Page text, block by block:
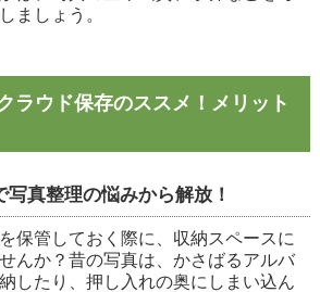
ましょう。
ラウド保存のススメ！メリット
真整理の悩みから解放！
保管しておく際に、収納スペースに
んか？昔の写真は、かさばるアルバ
したり、押し入れの奥にしまい込ん